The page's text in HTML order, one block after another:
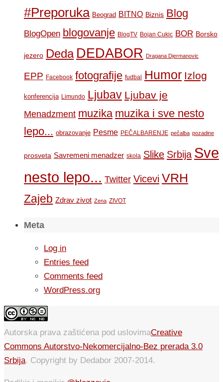
#Preporuka Beograd BITNO Biznis Blog
BlogOpen blogovanje BlogTV Bojan Cukic BOR Borsko
jezero Deda DEDABOR Dragana Djermanovic
EPP Facebook fotografije fudbal Humor Izlog
konferencija Limundo Ljubav Ljubav je
Menadzment muzika muzika i sve nesto
lepo... obrazovanje Pesme PEČALBARENJE pečalba pozadine
prosveta Savremeni menadzer skola Slike Srbija Sve
nesto lepo... Twitter Vicevi VRH
Zajeb Zdrav zivot Zena ZIVOT
Meta
Log in
Entries feed
Comments feed
WordPress.org
Autorska prava zaštićena pod uslovimaCreative
Commons Autorstvo-Nekomercijalno-Bez prerada 3.0
Srbija. Copyright by Dedabor 2007-2014.